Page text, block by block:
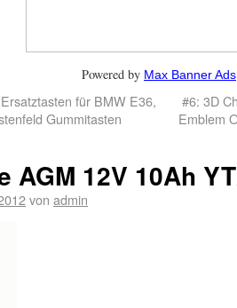
Powered by Max Banner Ads
für BMW E36,
Gummitasten
#6: 3D
Emblem
AGM 12V 10Ah
von admin